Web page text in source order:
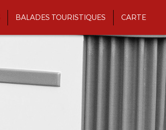
BALADES TOURISTIQUES CARTE